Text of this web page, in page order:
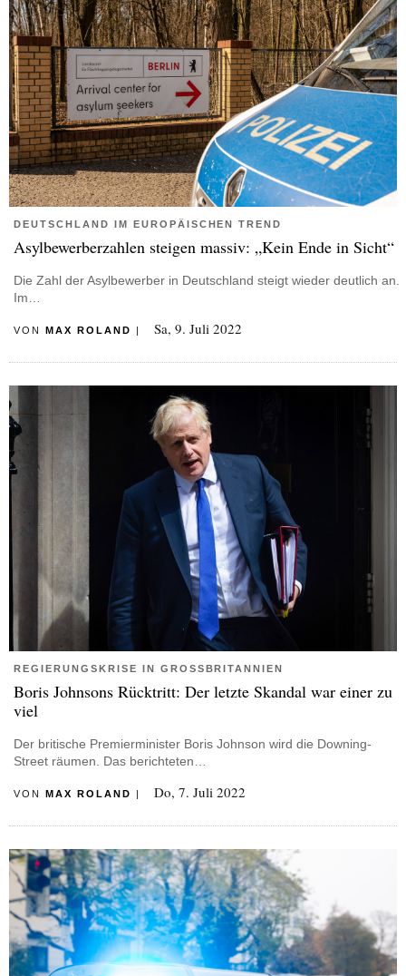
DEUTSCHLAND IM EUROPÄISCHEN TREND
Asylbewerberzahlen steigen massiv: „Kein Ende in Sicht“
Die Zahl der Asylbewerber in Deutschland steigt wieder deutlich an.
Im…
VON MAX ROLAND | Sa, 9. Juli 2022
REGIERUNGSKRISE IN GROSSBRITANNIEN
Boris Johnsons Rücktritt: Der letzte Skandal war einer zu
viel
Der britische Premierminister Boris Johnson wird die Downing-
Street räumen. Das berichteten…
VON MAX ROLAND | Do, 7. Juli 2022